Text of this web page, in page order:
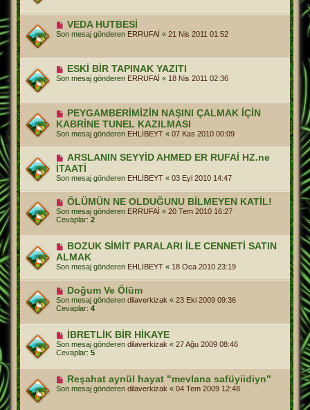
VEDA HUTBESİ
Son mesaj gönderen ERRUFAİ « 21 Nis 2011 01:52
ESKİ BİR TAPINAK YAZITI
Son mesaj gönderen ERRUFAİ « 18 Nis 2011 02:36
PEYGAMBERİMİZİN NAŞINI ÇALMAK İÇİN
KABRİNE TUNEL KAZILMASI
Son mesaj gönderen EHLİBEYT « 07 Kas 2010 00:09
ARSLANIN SEYYİD AHMED ER RUFAİ HZ.ne
İTAATİ
Son mesaj gönderen EHLİBEYT « 03 Eyl 2010 14:47
ÖLÜMÜN NE OLDUĞUNU BİLMEYEN KATİL!
Son mesaj gönderen ERRUFAİ « 20 Tem 2010 16:27
Cevaplar: 2
BOZUK SİMİT PARALARI İLE CENNETİ SATIN
ALMAK
Son mesaj gönderen EHLİBEYT « 18 Oca 2010 23:19
Doğum Ve Ölüm
Son mesaj gönderen dilaverkizak « 23 Eki 2009 09:36
Cevaplar: 4
İBRETLİK BİR HİKAYE
Son mesaj gönderen dilaverkizak « 27 Ağu 2009 08:46
Cevaplar: 5
Reşahat aynül hayat "mevlana safüyiidiyn"
Son mesaj gönderen dilaverkizak « 04 Tem 2009 12:48